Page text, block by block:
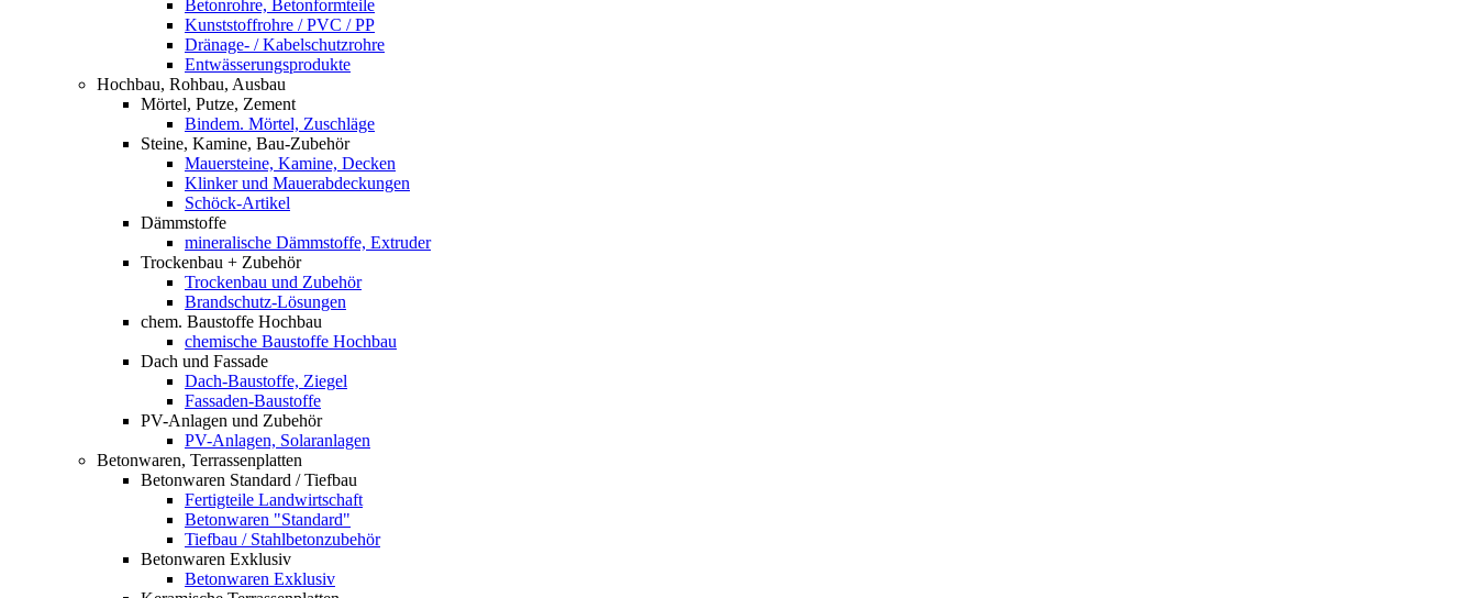
Betonrohre, Betonformteile
Kunststoffrohre / PVC / PP
Dränage- / Kabelschutzrohre
Entwässerungsprodukte
Hochbau, Rohbau, Ausbau
Mörtel, Putze, Zement
Bindem. Mörtel, Zuschläge
Steine, Kamine, Bau-Zubehör
Mauersteine, Kamine, Decken
Klinker und Mauerabdeckungen
Schöck-Artikel
Dämmstoffe
mineralische Dämmstoffe, Extruder
Trockenbau + Zubehör
Trockenbau und Zubehör
Brandschutz-Lösungen
chem. Baustoffe Hochbau
chemische Baustoffe Hochbau
Dach und Fassade
Dach-Baustoffe, Ziegel
Fassaden-Baustoffe
PV-Anlagen und Zubehör
PV-Anlagen, Solaranlagen
Betonwaren, Terrassenplatten
Betonwaren Standard / Tiefbau
Fertigteile Landwirtschaft
Betonwaren "Standard"
Tiefbau / Stahlbetonzubehör
Betonwaren Exklusiv
Betonwaren Exklusiv